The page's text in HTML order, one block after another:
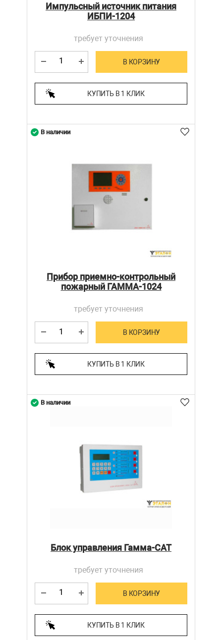
Импульсный источник питания
ИБПИ-1204
требует уточнения
В КОРЗИНУ
КУПИТЬ В 1 КЛИК
Прибор приемно-контрольный
пожарный ГАММА-1024
требует уточнения
В КОРЗИНУ
КУПИТЬ В 1 КЛИК
В наличии
Блок управления Гамма-САТ
требует уточнения
В КОРЗИНУ
КУПИТЬ В 1 КЛИК
В наличии